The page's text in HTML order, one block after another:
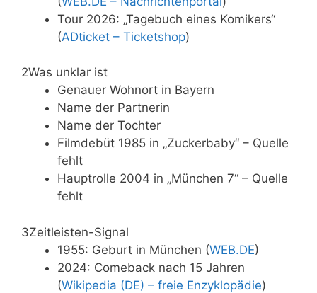
Tour 2026: „Tagebuch eines Komikers“
(ADticket – Ticketshop)
2Was unklar ist
Genauer Wohnort in Bayern
Name der Partnerin
Name der Tochter
Filmdebüt 1985 in „Zuckerbaby“ – Quelle
fehlt
Hauptrolle 2004 in „München 7“ – Quelle
fehlt
3Zeitleisten-Signal
1955: Geburt in München (WEB.DE)
2024: Comeback nach 15 Jahren
(Wikipedia (DE) – freie Enzyklopädie)